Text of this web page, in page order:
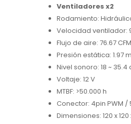
Ventiladores x2
Rodamiento:
Velocidad ventilador:
Flujo de aire: 76.67
Presión estática: 1.97
Nivel sonoro: 18 ~
Voltaje: 12 V
MTBF: >50.000 h
Conector: 4pin PWM /
Dimensiones: 120 x